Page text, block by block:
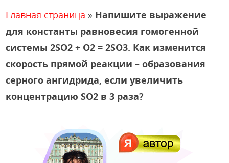
Главная страница » Напишите выражение
для константы равновесия гомогенной
системы 2SO2 + O2 = 2SO3. Как изменится
скорость прямой реакции – образования
серного ангидрида, если увеличить
концентрацию SO2 в 3 раза?